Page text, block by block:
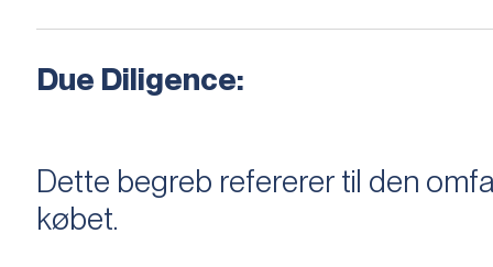
Due Diligence:
Dette begreb refererer til den
købet.